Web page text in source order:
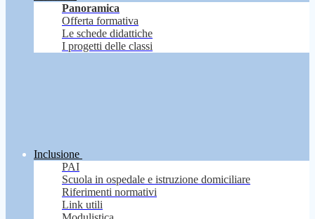
Panoramica
Offerta formativa
Le schede didattiche
I progetti delle classi
Inclusione
PAI
Scuola in ospedale e istruzione domiciliare
Riferimenti normativi
Link utili